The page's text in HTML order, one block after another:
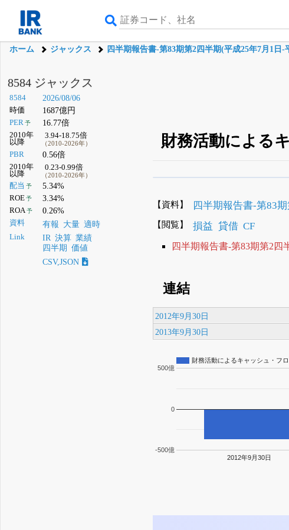
ホーム ジャックス 四半期報告書-第83期第2四半期(平成25年7月1日-
8584 ジャックス
8584 2026/08/06
時価 1687億円
PER予 16.77倍
2010年
以降
3.94-18.75倍
（2010-2026年）
PBR 0.56倍
2010年
以降
0.23-0.99倍
（2010-2026年）
配当 予 5.34%
ROE予 3.34%
ROA予 0.26%
資料 有報 大量 適時
Link IR 決算 業績
四半期
価値
CSV,JSON
財務活動による
無料でβ
登録すると永久30%OFF
【資料】 四半期報告書-第83
【閲覧】 損益 貸借 CF
四半期報告書-第83期第2四
連結
2012年9月30日
2013年9月30日
財務活動によるキャッシュ・フ
2012年9月30日
-500億
0
500億